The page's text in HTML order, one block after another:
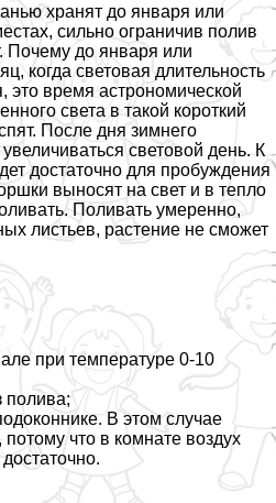
хранят до января или
сильно ограничив полив
Почему до января или
когда световая длительность
это время астрономической
света в такой короткий
После дня зимнего
световой день. К
достаточно для пробуждения
выносят на свет и в тепло
Поливать умеренно,
листьев, растение не сможет
при температуре 0-10
полива;
В этом случае
что в комнате воздух